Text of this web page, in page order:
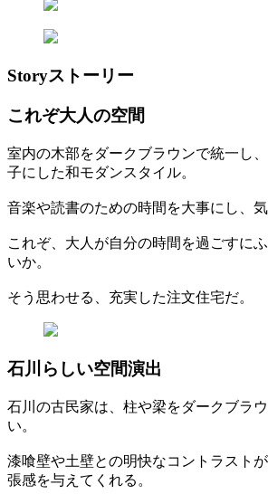
Storyストーリー
これぞ大人の空間
室内の木部をダークブラウンで統一し
子にした和モダンスタイル。
音楽や読書のための時間を大事にし、気
これぞ、大人が自分の時間を過ごすに
いか。
そう思わせる、充実した注文住宅だ。
石川らしい空間演出
石川の古民家は、柱や梁をダークブラ
い。
漆喰壁や土壁との明快なコントラスト
張感を与えてくれる。